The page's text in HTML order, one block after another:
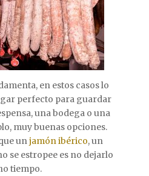
en estos casos lo
perfecto para guardar
una bodega o una
muy buenas opciones.
unjamón ibérico, un
se estropee es no dejarlo
tiempo.